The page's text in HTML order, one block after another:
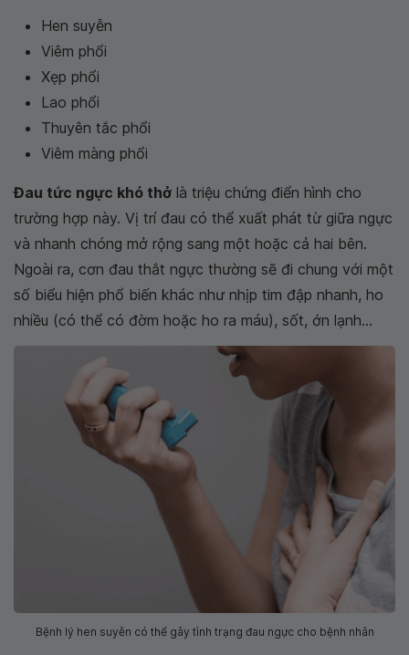
Hen suyễn
Viêm phổi
Xẹp phổi
Lao phổi
Thuyên tắc phổi
Viêm màng phổi
Đau tức ngực khó thở là triệu chứng điển hình cho
trường hợp này. Vị trí đau có thể xuất phát từ giữa ngực
và nhanh chóng mở rộng sang một hoặc cả hai bên.
Ngoài ra, cơn đau thắt ngực thường sẽ đi chung với một
số biểu hiện phổ biến khác như nhịp tim đập nhanh, ho
nhiều (có thể có đờm hoặc ho ra máu), sốt, ớn lạnh...
Bệnh lý hen suyễn có thể gây tình trạng đau ngực cho bệnh nhân